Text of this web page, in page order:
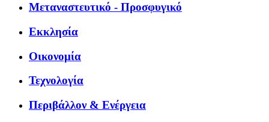
Μεταναστευτικό - Προσφυγικό
Εκκλησία
Οικονομία
Τεχνολογία
Περιβάλλον & Ενέργεια